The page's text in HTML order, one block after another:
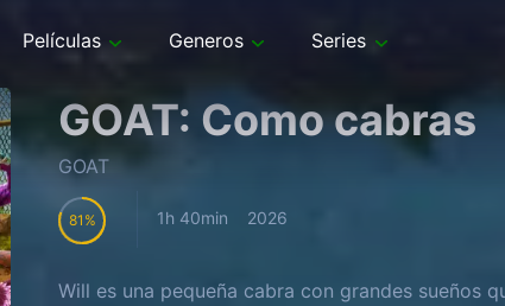
Películas Generos Series
GOAT: Como cabras
GOAT
81 1h 40min 2026
Will es una pequeña cabra con grandes sueños